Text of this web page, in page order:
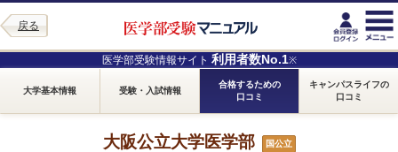
戻る
医学部受験情報サイト 利用者数No.1※
大学基本情報 受験・入試情報
合格するための
口コミ
キャンパスライフの
口コミ
大阪公立大学医学部 国公立